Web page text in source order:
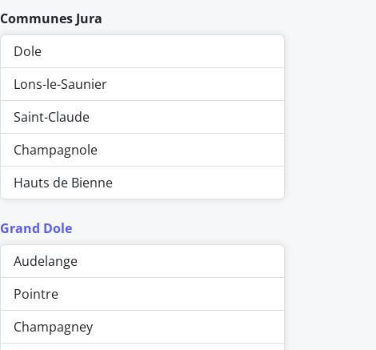
Communes Jura
Dole
Lons-le-Saunier
Saint-Claude
Champagnole
Hauts de Bienne
Grand Dole
Audelange
Pointre
Champagney